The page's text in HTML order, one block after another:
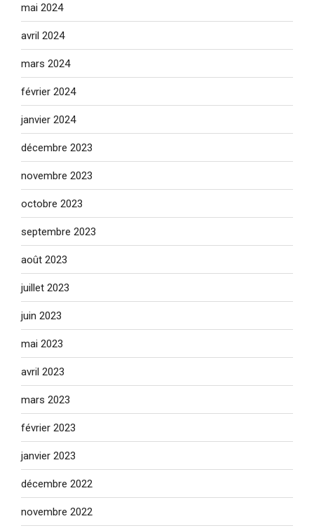
mai 2024
avril 2024
mars 2024
février 2024
janvier 2024
décembre 2023
novembre 2023
octobre 2023
septembre 2023
août 2023
juillet 2023
juin 2023
mai 2023
avril 2023
mars 2023
février 2023
janvier 2023
décembre 2022
novembre 2022